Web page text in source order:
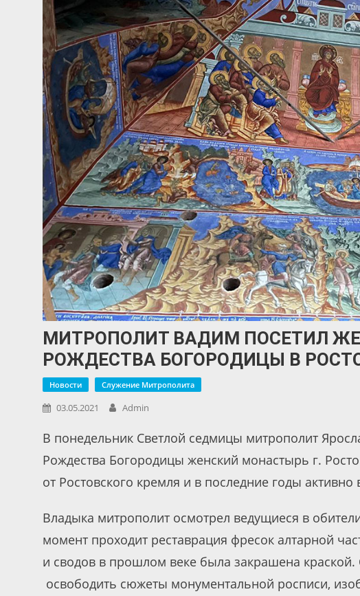
МИТРОПОЛИТ ВАДИМ ПОСЕТИЛ
РОЖДЕСТВА БОГОРОДИЦЫ В
Новости Служение Митрополита
03.05.2021 Admin
В понедельник Светлой седмицы митрополит
Рождества Богородицы женский монастырь г.
от Ростовского кремля и в последние годы активно
Владыка митрополит осмотрел ведущиеся в
момент проходит реставрация фресок алтарной
и сводов в прошлом веке была закрашена краской.
освободить сюжеты монументальной росписи,